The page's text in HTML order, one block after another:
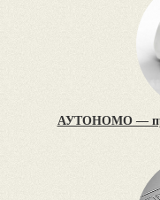
АУТОНОМО —